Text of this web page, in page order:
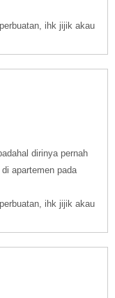
ihk jijik akau
dirinya pernah
apartemen pada
ihk jijik akau